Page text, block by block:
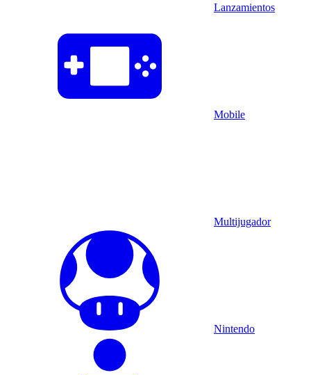
Lanzamientos
Mobile
Multijugador
Nintendo